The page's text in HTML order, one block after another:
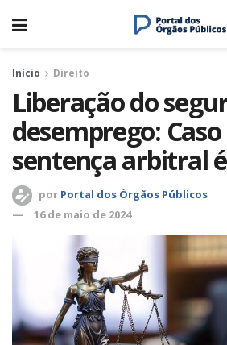
Início Direito
Liberação do
desemprego:
sentença arbitral
por Portal dos Órgãos Públicos
16 de maio de 2024